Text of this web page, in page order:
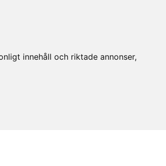
innehåll och riktade annonser,